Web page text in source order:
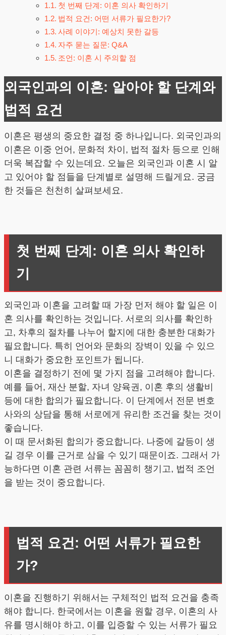
첫 번째 단계: 이혼 의사 확인하기
법적 요건: 어떤 서류가 필요한가?
사례 이야기: 예상치 못한 갈등
자주 묻는 질문: Q&A
조언: 이혼 시 주의할 점
외국인과의 이혼: 알아야 할 단계와
법적 요건
이혼은 평생의 중요한 결정 중 하나입니다. 외국인과의
이혼은 이중 언어, 문화적 차이, 법적 절차 등으로 인해
더욱 복잡할 수 있는데요. 오늘은 외국인과 이혼 시 알
고 있어야 할 점들을 단계별로 설명해 드릴게요. 궁금
한 것들은 천천히 살펴보세요.
첫 번째 단계: 이혼 의사 확인하
기
외국인과 이혼을 고려할 때 가장 먼저 해야 할 일은 이
혼 의사를 확인하는 것입니다. 서로의 의사를 확인하
고, 차후의 절차를 나누어 할지에 대한 충분한 대화가
필요합니다. 특히 언어와 문화의 장벽이 있을 수 있으
니 대화가 중요한 포인트가 됩니다.
이혼을 결정하기 전에 몇 가지 점을 고려해야 합니다.
예를 들어, 재산 분할, 자녀 양육권, 이혼 후의 생활비
등에 대한 합의가 필요합니다. 이 단계에서 전문 변호
사와의 상담을 통해 서로에게 유리한 조건을 찾는 것이
좋습니다.
이 때 문서화된 합의가 중요합니다. 나중에 갈등이 생
길 경우 이를 근거로 삼을 수 있기 때문이죠. 그래서 가
능하다면 이혼 관련 서류는 꼼꼼히 챙기고, 법적 조언
을 받는 것이 중요합니다.
법적 요건: 어떤 서류가 필요한
가?
이혼을 진행하기 위해서는 구체적인 법적 요건을 충족
해야 합니다. 한국에서는 이혼을 원할 경우, 이혼의 사
유를 명시해야 하고, 이를 입증할 수 있는 서류가 필요